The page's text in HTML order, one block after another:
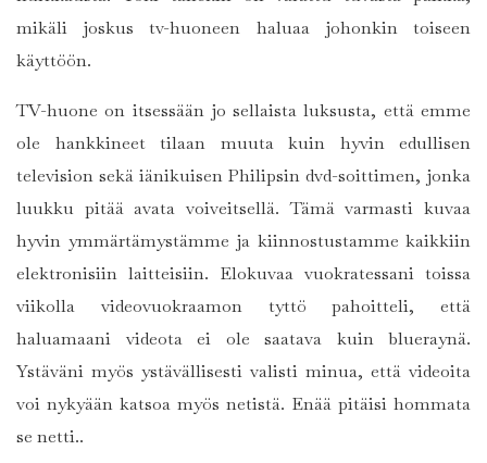
mikäli joskus tv-huoneen haluaa johonkin toiseen
käyttöön.
TV-huone on itsessään jo sellaista luksusta, että emme
ole hankkineet tilaan muuta kuin hyvin edullisen
television sekä iänikuisen Philipsin dvd-soittimen, jonka
luukku pitää avata voiveitsellä. Tämä varmasti kuvaa
hyvin ymmärtämystämme ja kiinnostustamme kaikkiin
elektronisiin laitteisiin. Elokuvaa vuokratessani toissa
viikolla videovuokraamon tyttö pahoitteli, että
haluamaani videota ei ole saatava kuin blueraynä.
Ystäväni myös ystävällisesti valisti minua, että videoita
voi nykyään katsoa myös netistä. Enää pitäisi hommata
se netti..